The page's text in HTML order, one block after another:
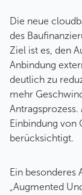
Die neue
des
Ziel ist es, den
Anbindung
deutlich zu
mehr
Einbindung von
berücksichtigt.
Ein besonderes
„Augmented